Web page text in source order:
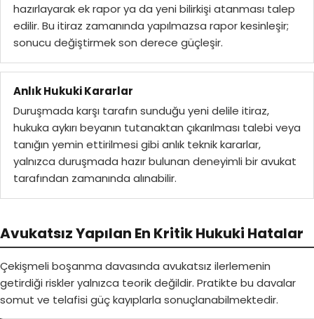
hazırlayarak ek rapor ya da yeni bilirkişi atanması talep
edilir. Bu itiraz zamanında yapılmazsa rapor kesinleşir;
sonucu değiştirmek son derece güçleşir.
Anlık Hukuki Kararlar
Duruşmada karşı tarafın sunduğu yeni delile itiraz,
hukuka aykırı beyanın tutanaktan çıkarılması talebi veya
tanığın yemin ettirilmesi gibi anlık teknik kararlar,
yalnızca duruşmada hazır bulunan deneyimli bir avukat
tarafından zamanında alınabilir.
Avukatsız Yapılan En Kritik Hukuki Hatalar
Çekişmeli boşanma davasında avukatsız ilerlemenin
getirdiği riskler yalnızca teorik değildir. Pratikte bu davalar
somut ve telafisi güç kayıplarla sonuçlanabilmektedir.